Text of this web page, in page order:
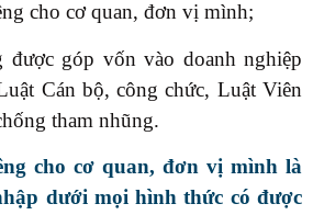
cho cơ quan, đơn vị mình;
góp vốn vào doanh nghiệp
Cán bộ, công chức, Luật Viên
tham nhũng.
cho cơ quan, đơn vị mình là
dưới mọi hình thức có được